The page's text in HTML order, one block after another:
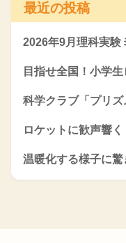
最近の投稿
2026年9月理科実験
目指せ全国！小学
科学クラブ「プリ
ロケットに歓声響
温暖化する様子に驚